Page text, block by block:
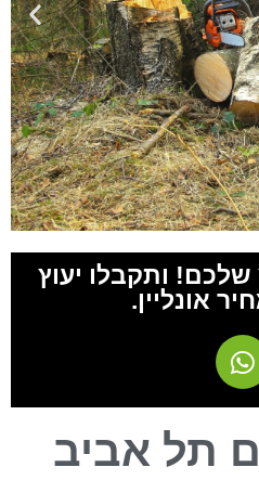
ותקבלו יעוץ
אונליין.
תל אביב